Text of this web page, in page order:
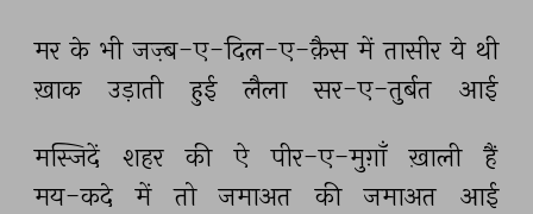
मर के भी जज़्ब-ए-दिल-ए-क़ैस में तासीर ये थी
ख़ाक
उड़ाती हुई लैला सर-ए-तुर्बत आई
मस्जिदें शहर की ऐ पीर-ए-मुग़ाँ ख़ाली
हैं
मय-कदे
में तो जमाअत की जमाअत आई